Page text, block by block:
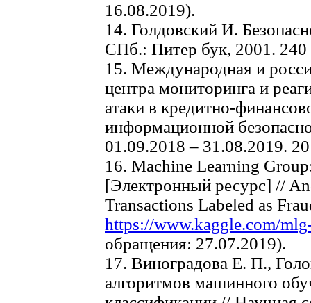
16.08.2019).
14. Голдовский И.
СПб.: Питер бук, 2001. 240
15. Международная и
центра мониторинга и
атаки в кредитно-
информационной
01.09.2018 – 31.08.2019.
16. Machine Learning
[Электронный ресурс] //
Transactions Labeled as
https://www.kaggle.com/
обращения: 27.07.2019).
17. Виноградова Е. П.,
алгоритмов машинного